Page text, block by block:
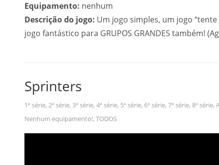
Equipamento: nenhum
Descrição do jogo: Um jogo simples, um jogo
jogo fantástico para GRUPOS GRANDES também!
Sprinters
1ª série, 2ª série, 3ª série, 4ª série, 5ª série, 6ª série, 7ª série, 8ª série,
Nenhum equipamento!, TODOS